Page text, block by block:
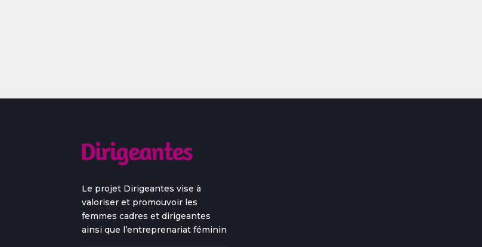
Le projet Dirigeantes vise à
valoriser et promouvoir les
femmes cadres et dirigeantes
ainsi que l’entreprenariat féminin